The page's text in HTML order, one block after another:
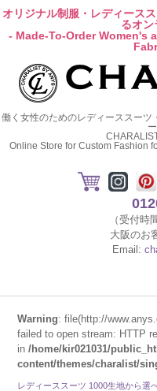
オリジナル制服・レディース
るオン
- Made-To-Order Women's
働く女性のためのレディーススー
Online Store for Custom Fashion
（受付時
大阪のお
Email:
Warning: file(http://
failed to open stream: HTTP
in/home/kir021031/
content/themes/charalist/
レディーススーツ 1000生地から選